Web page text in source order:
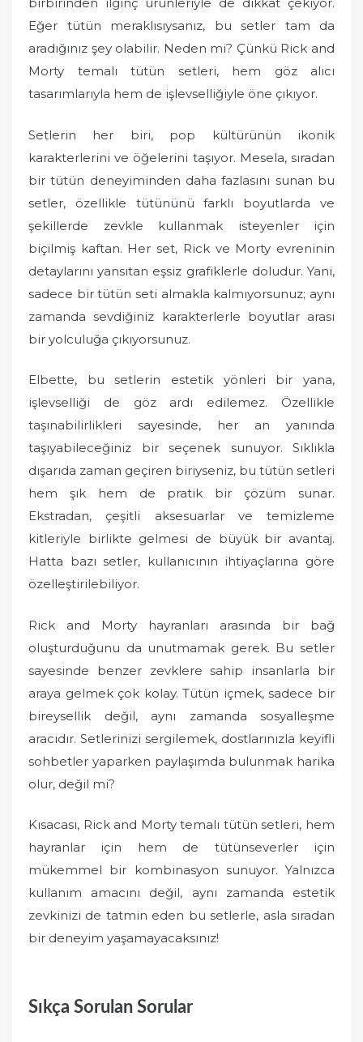
Eğer tütün meraklısıysanız, bu setler tam da
aradığınız şey olabilir. Neden mi? Çünkü Rick and
Morty temalı tütün setleri, hem göz alıcı
tasarımlarıyla hem de işlevselliğiyle öne çıkıyor.
Setlerin her biri, pop kültürünün ikonik
karakterlerini ve öğelerini taşıyor. Mesela, sıradan
bir tütün deneyiminden daha fazlasını sunan bu
setler, özellikle tütününü farklı boyutlarda ve
şekillerde zevkle kullanmak isteyenler için
biçilmiş kaftan. Her set, Rick ve Morty evreninin
detaylarını yansıtan eşsiz grafiklerle doludur. Yani,
sadece bir tütün seti almakla kalmıyorsunuz; aynı
zamanda sevdiğiniz karakterlerle boyutlar arası
bir yolculuğa çıkıyorsunuz.
Elbette, bu setlerin estetik yönleri bir yana,
işlevselliği de göz ardı edilemez. Özellikle
taşınabilirlikleri sayesinde, her an yanında
taşıyabileceğiniz bir seçenek sunuyor. Sıklıkla
dışarıda zaman geçiren biriyseniz, bu tütün setleri
hem şık hem de pratik bir çözüm sunar.
Ekstradan, çeşitli aksesuarlar ve temizleme
kitleriyle birlikte gelmesi de büyük bir avantaj.
Hatta bazı setler, kullanıcının ihtiyaçlarına göre
özelleştirilebiliyor.
Rick and Morty hayranları arasında bir bağ
oluşturduğunu da unutmamak gerek. Bu setler
sayesinde benzer zevklere sahip insanlarla bir
araya gelmek çok kolay. Tütün içmek, sadece bir
bireysellik değil, aynı zamanda sosyalleşme
aracıdır. Setlerinizi sergilemek, dostlarınızla keyifli
sohbetler yaparken paylaşımda bulunmak harika
olur, değil mi?
Kısacası, Rick and Morty temalı tütün setleri, hem
hayranlar için hem de tütünseverler için
mükemmel bir kombinasyon sunuyor. Yalnızca
kullanım amacını değil, aynı zamanda estetik
zevkinizi de tatmin eden bu setlerle, asla sıradan
bir deneyim yaşamayacaksınız!
Sıkça Sorulan Sorular